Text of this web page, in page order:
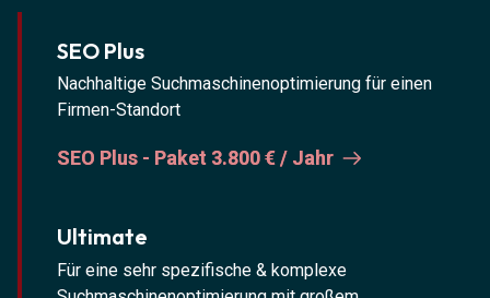
SEO Plus
Nachhaltige Suchmaschinenoptimierung für einen
Firmen-Standort
SEO Plus - Paket 3.800 € / Jahr
Ultimate
Für eine sehr spezifische & komplexe